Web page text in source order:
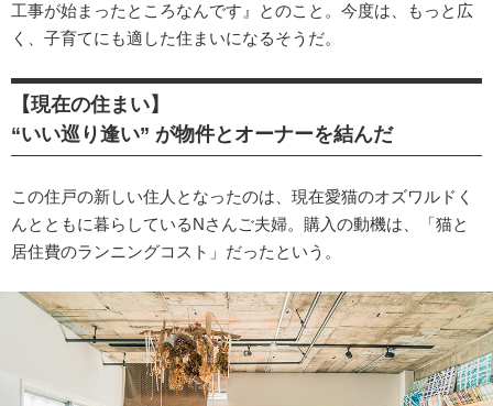
工事が始まったところなんです』とのこと。今度は、もっと広
く、子育てにも適した住まいになるそうだ。
【現在の住まい】
“いい巡り逢い” が物件とオーナーを結んだ
この住戸の新しい住人となったのは、現在愛猫のオズワルドく
んとともに暮らしているNさんご夫婦。購入の動機は、「猫と
居住費のランニングコスト」だったという。